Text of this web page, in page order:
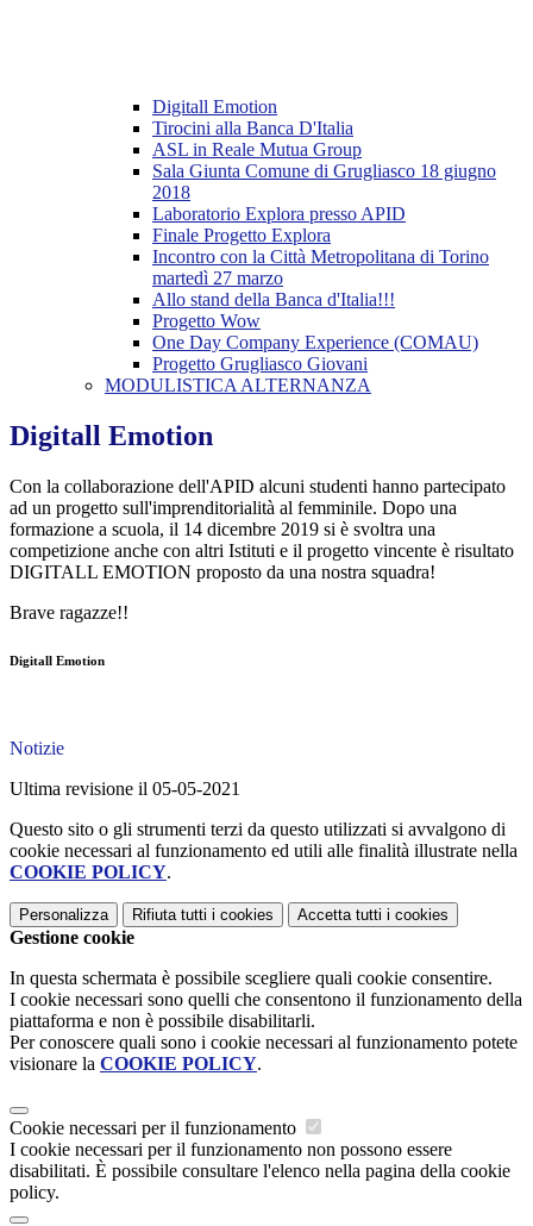
Digitall Emotion
Tirocini alla Banca D'Italia
ASL in Reale Mutua Group
Sala Giunta Comune di Grugliasco 18 giugno
2018
Laboratorio Explora presso APID
Finale Progetto Explora
Incontro con la Città Metropolitana di Torino
martedì 27 marzo
Allo stand della Banca d'Italia!!!
Progetto Wow
One Day Company Experience (COMAU)
Progetto Grugliasco Giovani
MODULISTICA ALTERNANZA
Digitall Emotion
Con la collaborazione dell'APID alcuni studenti hanno partecipato
ad un progetto sull'imprenditorialità al femminile. Dopo una
formazione a scuola, il 14 dicembre 2019 si è svoltra una
competizione anche con altri Istituti e il progetto vincente è risultato
DIGITALL EMOTION proposto da una nostra squadra!
Brave ragazze!!
Digitall Emotion
Notizie
Ultima revisione il 05-05-2021
Questo sito o gli strumenti terzi da questo utilizzati si avvalgono di
cookie necessari al funzionamento ed utili alle finalità illustrate nella
COOKIE POLICY.
Personalizza Rifiuta tutti i cookies Accetta tutti i cookies
Gestione cookie
In questa schermata è possibile scegliere quali cookie consentire.
I cookie necessari sono quelli che consentono il funzionamento della
piattaforma e non è possibile disabilitarli.
Per conoscere quali sono i cookie necessari al funzionamento potete
visionare la COOKIE POLICY.
Cookie necessari per il funzionamento
I cookie necessari per il funzionamento non possono essere
disabilitati. È possibile consultare l'elenco nella pagina della cookie
policy.